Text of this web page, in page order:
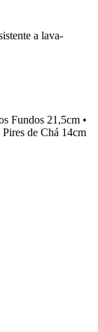
a lava-
Fundos 21,5cm •
Pires de Chá 14cm